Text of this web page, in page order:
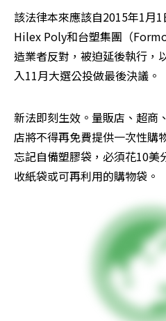
該法律本來應該自2015年1月
Hilex Poly和台塑集團（
造業者反對，被迫延後執行，
入11月大選公投做最後決議。
新法即刻生效。量販店、超商
店將不得再免費提供一次性購
忘記自備塑膠袋，必須花10美
收紙袋或可再利用的購物袋。